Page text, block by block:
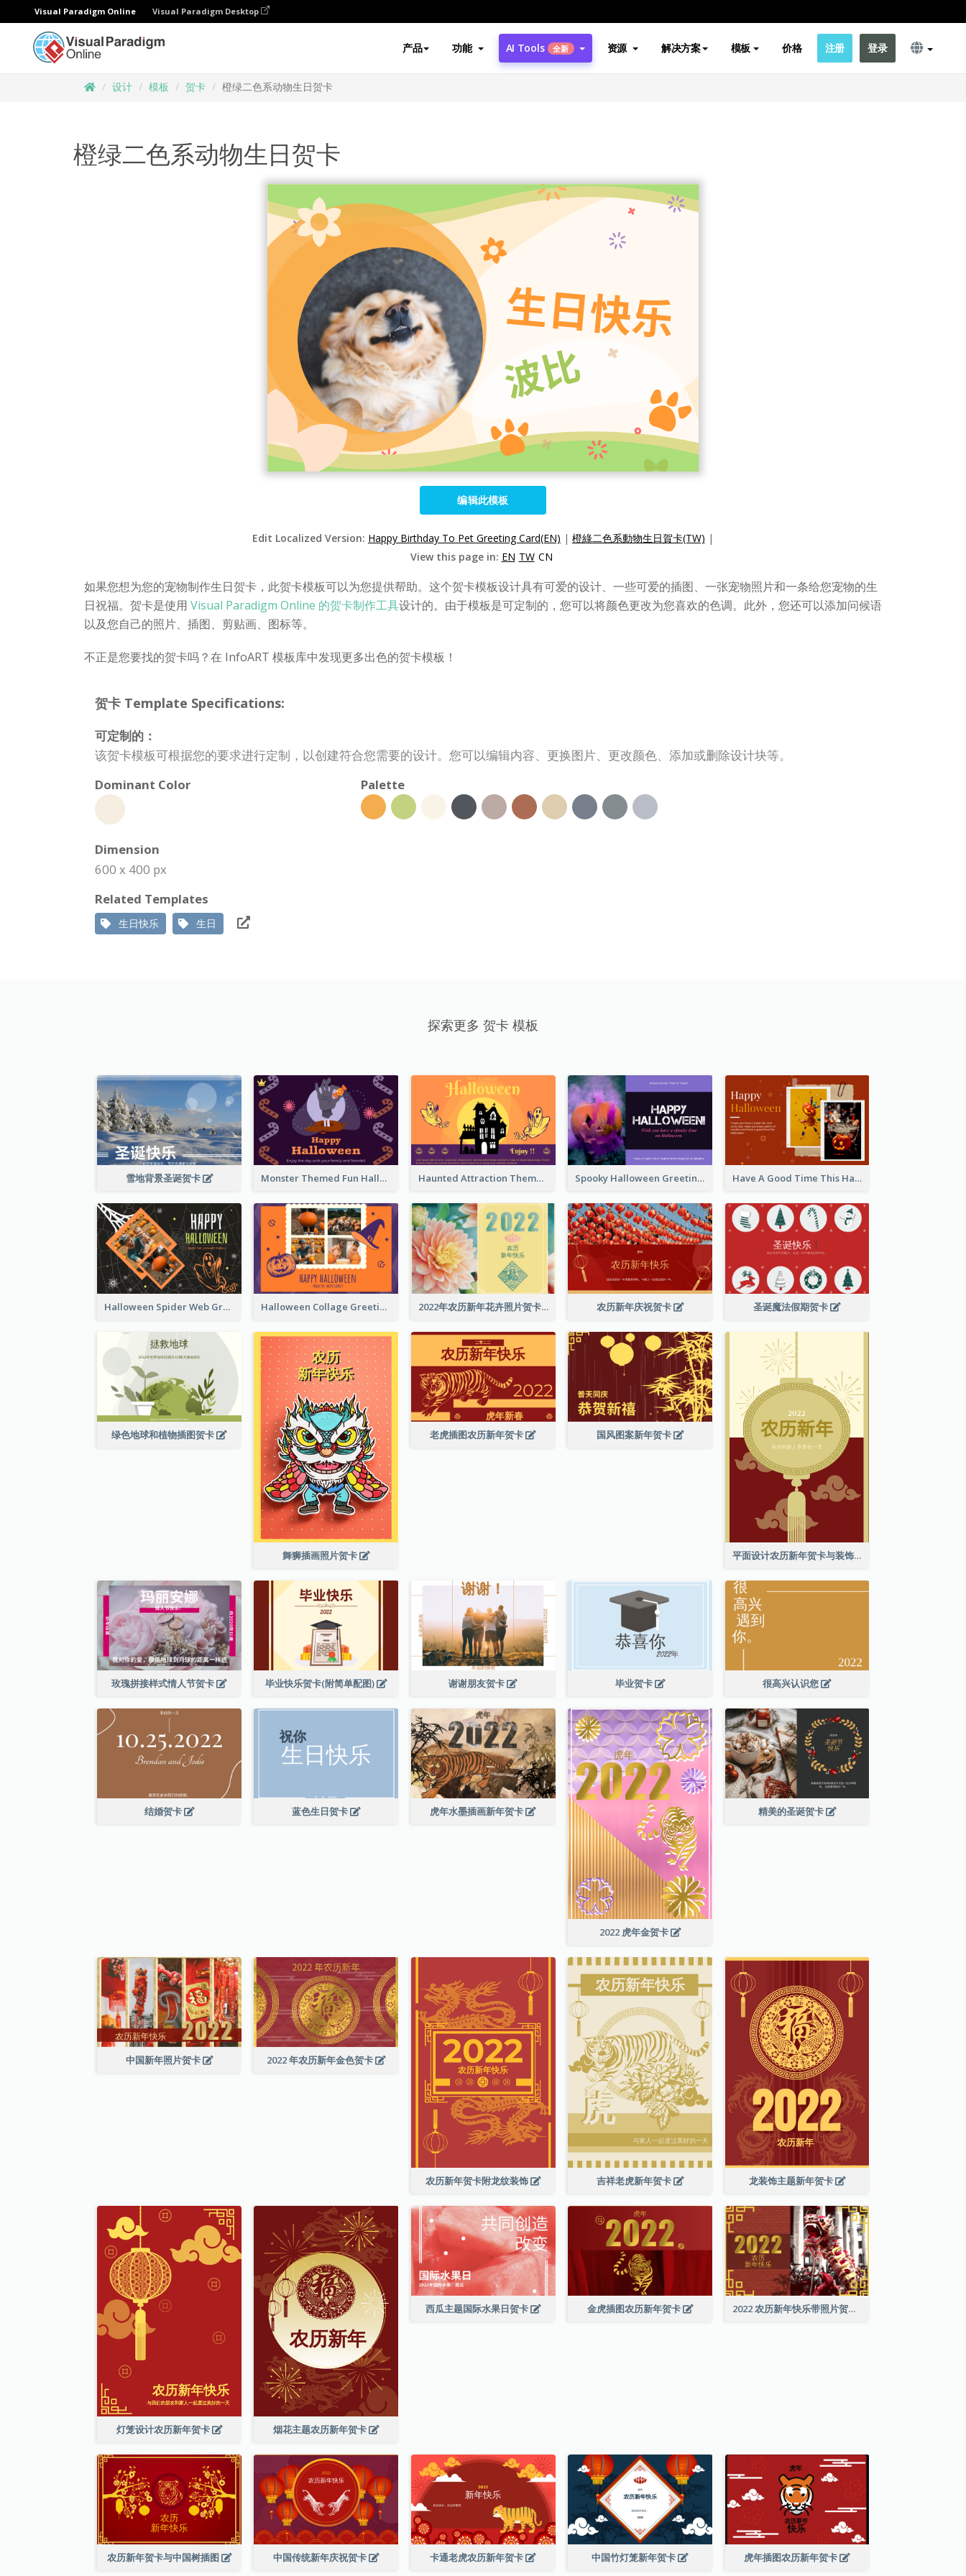
Visual Paradigm Online Visual Paradigm Desktop
产品 功能 AI Tools 全新 资源 解决方案 模板 价格 注册 登录
设计 模板 贺卡 橙绿二色系动物生日贺卡
橙绿二色系动物生日贺卡
编辑此模板
Edit Localized Version: Happy Birthday To Pet Greeting Card(EN) | 橙綠二色系動物生日賀卡(TW) |
View this page in: EN TW CN
如果您想为您的宠物制作生日贺卡，此贺卡模板可以为您提供帮助。这个贺卡模板设计具有可爱的设计、一些可爱的插图、一张宠物照片和一条给您宠物的生
日祝福。贺卡是使用 Visual Paradigm Online 的贺卡制作工具设计的。由于模板是可定制的，您可以将颜色更改为您喜欢的色调。此外，您还可以添加问候语
以及您自己的照片、插图、剪贴画、图标等。
不正是您要找的贺卡吗？在 InfoART 模板库中发现更多出色的贺卡模板！
贺卡 Template Specifications:
可定制的：
该贺卡模板可根据您的要求进行定制，以创建符合您需要的设计。您可以编辑内容、更换图片、更改颜色、添加或删除设计块等。
Dominant Color
Palette
Dimension
600 x 400 px
Related Templates
生日快乐 生日
探索更多 贺卡 模板
雪地背景圣诞贺卡 Monster Themed Fun Halloween Greeting Card Haunted Attraction Themed Halloween Card Spooky Halloween Greeting Card Have A Good Time This Halloween Greeting Card
Halloween Spider Web Greeting Card Halloween Collage Greeting Card 2022年农历新年花卉照片贺卡 农历新年庆祝贺卡 圣诞魔法假期贺卡
绿色地球和植物插图贺卡
舞狮插画照片贺卡
老虎插图农历新年贺卡 国风图案新年贺卡
平面设计农历新年贺卡与装饰
玫瑰拼接样式情人节贺卡 毕业快乐贺卡(附简单配图) 谢谢朋友贺卡 毕业贺卡 很高兴认识您
结婚贺卡 蓝色生日贺卡 虎年水墨插画新年贺卡
2022 虎年金贺卡
精美的圣诞贺卡
中国新年照片贺卡 2022 年农历新年金色贺卡
农历新年贺卡附龙纹装饰 吉祥老虎新年贺卡 龙装饰主题新年贺卡
灯笼设计农历新年贺卡 烟花主题农历新年贺卡
西瓜主题国际水果日贺卡 金虎插图农历新年贺卡 2022 农历新年快乐带照片贺卡
农历新年贺卡与中国树插图 中国传统新年庆祝贺卡 卡通老虎农历新年贺卡 中国竹灯笼新年贺卡 虎年插图农历新年贺卡